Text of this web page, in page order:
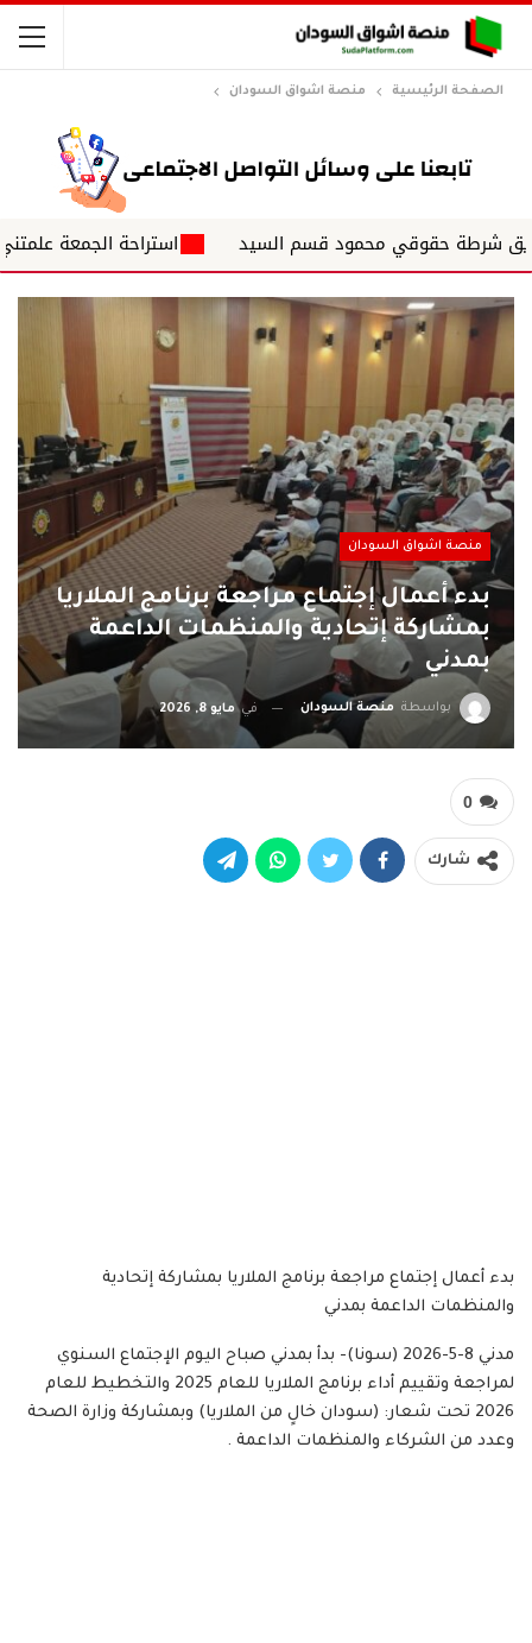
الصفحة الرئيسية منصة اشواق السودان
حقوقي محمود قسم السيد استراحة الجمعة علمتني الحياة
منصة اشواق السودان
بدء أعمال إجتماع مراجعة برنامج الملاريا
بمشاركة إتحادية والمنظمات الداعمة
بمدني
بواسطة منصة السودان في مايو 8, 2026
0
شارك
بدء أعمال إجتماع مراجعة برنامج الملاريا بمشاركة إتحادية
والمنظمات الداعمة بمدني
مدني 8-5-2026 (سونا)- بدأ بمدني صباح اليوم الإجتماع السنوي
لمراجعة وتقييم أداء برنامج الملاريا للعام 2025 والتخطيط للعام
2026 تحت شعار: (سودان خالٍ من الملاريا) وبمشاركة وزارة الصحة
وعدد من الشركاء والمنظمات الداعمة .